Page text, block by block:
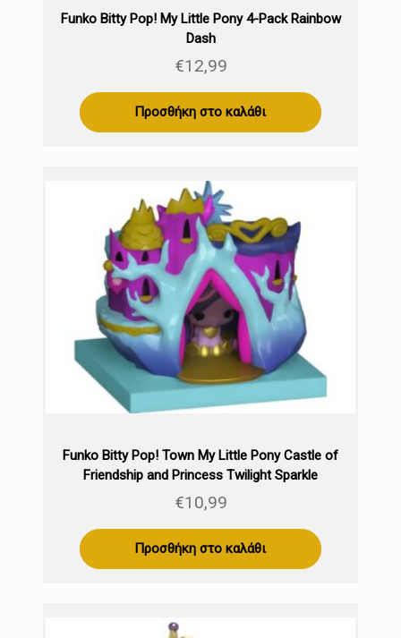
Funko Bitty Pop! My Little Pony 4-Pack Rainbow
Dash
€12,99
Προσθήκη στο καλάθι
Funko Bitty Pop! Town My Little Pony Castle of
Friendship and Princess Twilight Sparkle
€10,99
Προσθήκη στο καλάθι